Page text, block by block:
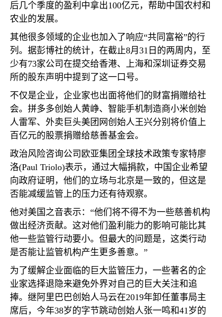
后几个季度的盈利中拿出100亿元，帮助中国农村和
农业的发展。
其他很多领域的企业也加入了响应“共同富裕”的行
列。据彭博社的统计，在截止8月 31 日的两周内，至
少有73家公司在提交给香港、上海和深圳证券交易
所的股东声明中提到了这一口号。
不仅是企业，企业家也出面将他们的财富捐赠给社
会。拼多多创始人黄峥、智能手机制造商小米创始
人雷军、外卖巨头美团网创始人王兴分别将价值上
百亿元的股票捐赠给慈善基金会。
政治风险咨询公司欧亚集团全球技术政策专家特廖
洛(Paul Triolo)表示，通过大幅捐款，中国企业希望
向政府证明，他们的立场与北京是一致的，但这是
否能减缓监管上的压力还有待观察。
他对美国之音表示：“他们将不得不为一些慈善机构
做出经济贡献。这对他们盈利能力的影响可能比其
他一些监管行动要小。但最大的问题是，这类行动
是否能让监管机构产生更多善意。”
为了缓解企业面临的巨大监管压力，一些著名的企
业家选择退隐来避免外界对自己的巨大关注和追
捧。继阿里巴巴创始人马云在2019年卸任董事局主
席后，今年38岁的字节跳动创始人张一鸣和41岁的